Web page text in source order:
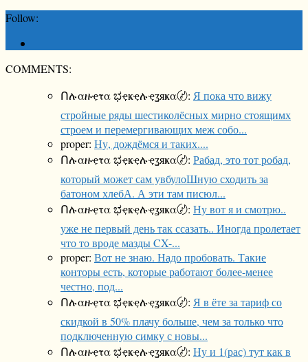
Follow:
COMMENTS:
Ոሉαዙҿτα ಭҿҝҿሉҿʓяҝα〄: Я пока что вижу
стройные ряды шестиколёсных мирно стоящимх
строем и перемергивающих меж собо...
proper: Ну, дождёмся и таких....
Ոሉαዙҿτα ಭҿҝҿሉҿʓяҝα〄: Рабад, это тот робад,
который может сам увбулоШную сходить за
батоном хлебА. А эти там писюл...
Ոሉαዙҿτα ಭҿҝҿሉҿʓяҝα〄: Ну вот я и смотрю..
уже не первый день так ссазать.. Иногда пролетает
что то вроде мазды CX-...
proper: Вот не знаю. Надо пробовать. Такие
конторы есть, которые работают более-менее
честно, под...
Ոሉαዙҿτα ಭҿҝҿሉҿʓяҝα〄: Я в ёте за тариф со
скидкой в 50% плачу больше, чем за только что
подключенную симку с новы...
Ոሉαዙҿτα ಭҿҝҿሉҿʓяҝα〄: Ну и 1(рас) тут как в